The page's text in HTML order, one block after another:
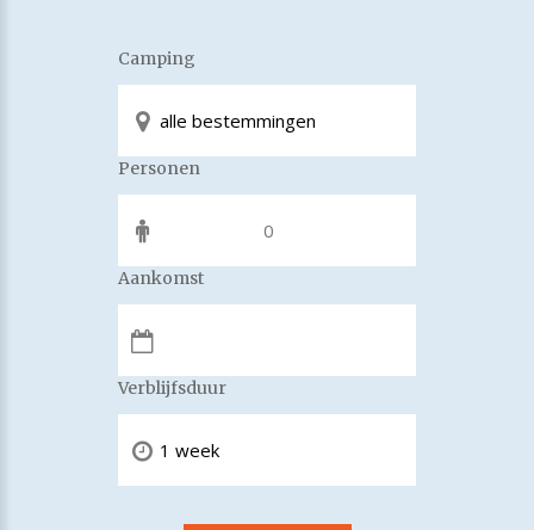
Camping
Personen
Aankomst
Verblijfsduur